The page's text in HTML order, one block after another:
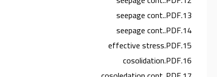
13.seepage cont..PDF
14.seepage cont..PDF
15.effective stress.PDF
16.cosolidation.PDF